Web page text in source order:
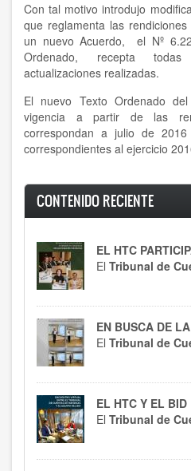
Con tal motivo introdujo
que reglamenta las
un nuevo Acuerdo, el Nº
Ordenado, recepta
actualizaciones realizadas.
El nuevo Texto Ordenado
vigencia a partir de las
correspondan a julio de
correspondientes al ejercicio
CONTENIDO RECIENTE
El Tribunal de
EN BUSCA DE
El Tribunal de
EL HTC Y EL BID
El Tribunal de